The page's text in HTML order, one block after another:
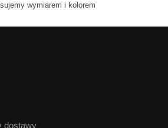
wymiarem i kolorem
dostawy